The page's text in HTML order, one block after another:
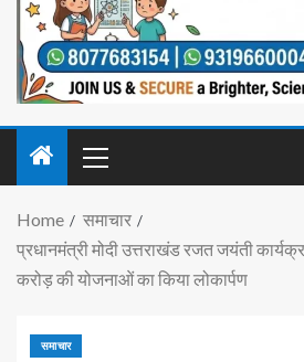
Home
समाचार
प्रधानमंत्री मोदी उत्तराखंड रजत जयंती
करोड़ की योजनाओं का किया लोकार्पण
समाचार